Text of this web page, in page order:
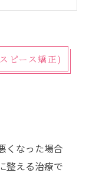
ピース矯正)
くなった場合
整える治療で